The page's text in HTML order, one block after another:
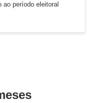
ao período eleitoral